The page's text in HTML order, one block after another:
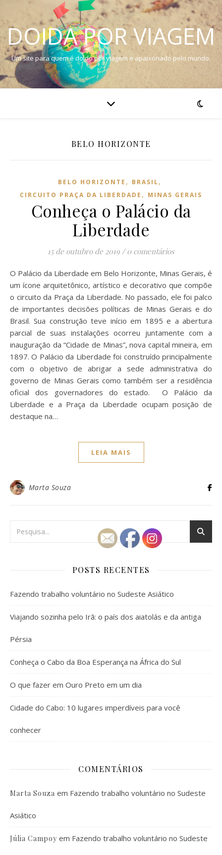
DOIDA POR VIAGEM
Um site para quem é doido por viagem e apaixonado pelo mundo.
BELO HORIZONTE
BELO HORIZONTE , BRASIL,
CIRCUITO PRAÇA DA LIBERDADE , MINAS GERAIS
Conheça o Palácio da
Liberdade
15 de outubro de 2019 / 0 comentários
O Palácio da Liberdade em Belo Horizonte, Minas Gerais, é
um ícone arquitetônico, artístico e decorativo que compõe
o circuito da Praça da Liberdade. No passado, ele foi palco
de importantes decisões políticas de Minas Gerais e do
Brasil. Sua construção teve início em 1895 e a abertura
parcial de suas instalações ocorreu juntamente com a
inauguração da “Cidade de Minas”, nova capital mineira, em
1897. O Palácio da Liberdade foi construído principalmente
com o objetivo de abrigar a sede administrativa do
governo de Minas Gerais como também ser a residência
oficial dos governadores do estado. O Palácio da
Liberdade e a Praça da Liberdade ocupam posição de
destaque na…
LEIA MAIS
Marta Souza
POSTS RECENTES
Fazendo trabalho voluntário no Sudeste Asiático
Viajando sozinha pelo Irã: o país dos aiatolás e da antiga
Pérsia
Conheça o Cabo da Boa Esperança na África do Sul
O que fazer em Ouro Preto em um dia
Cidade do Cabo: 10 lugares imperdíveis para você
conhecer
COMENTÁRIOS
Marta Souza em Fazendo trabalho voluntário no Sudeste
Asiático
Júlia Campoy em Fazendo trabalho voluntário no Sudeste